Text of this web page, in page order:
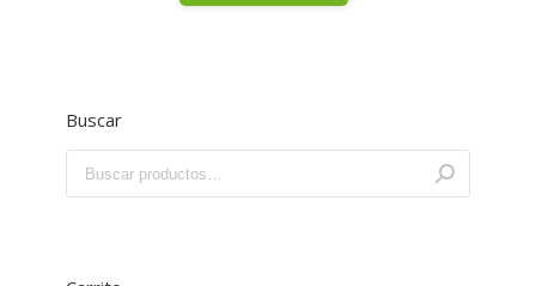
Buscar